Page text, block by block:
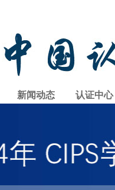
新闻动态 认证中心